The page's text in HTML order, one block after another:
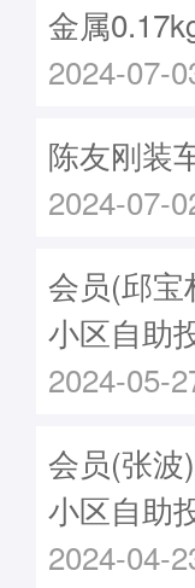
金属
2024-07-
陈友刚装
2024-07-
会员(邱宝
小区自助
2024-05-
会员(张
小区自助
2024-04-